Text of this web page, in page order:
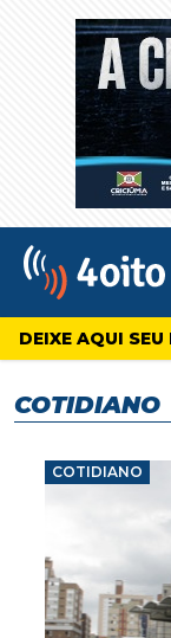
4oito
DEIXE AQUI
COTIDIANO
COTIDIANO